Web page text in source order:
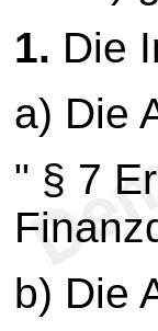
1. Die
a) Die
" § 7
b) Die